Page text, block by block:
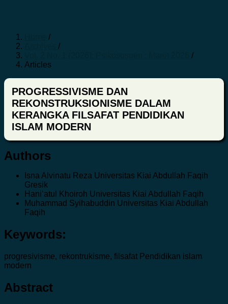
/
/
/
Articles
PROGRESSIVISME DAN
REKONSTRUKSIONISME DALAM
KERANGKA FILSAFAT PENDIDIKAN
ISLAM MODERN
Authors
Isna Alvinatu Reza Universitas Kiai Abdullah Faqih
Gresik
Hani’atul Khoiroh Universitas Kiai Abdullah Faqih
Muhammad Syihabuddin Universitas Kiai Abdullah
Faqih
Keywords:
progresivisme, rekontrukisme, filsafat Pendidikan islam
modern
Abstract